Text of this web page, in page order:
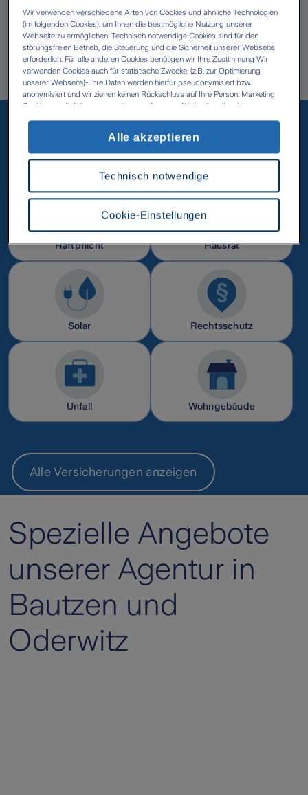
gehören, die nicht nur glauben und hoffen, sondern
wissen, gut versichert zu sein.
Herzlichst Ihr Zurich Team Sören Ebert &
Mitarbeiter/innen.
Versicherungen
Haftpflicht Hausrat
Solar Rechtsschutz
Unfall Wohngebäude
Alle Versicherungen anzeigen
Spezielle Angebote
unserer Agentur in
Bautzen und
Oderwitz
Wir verwenden verschiedene Arten von Cookies und ähnliche Technologien
(im folgenden Cookies), um Ihnen die bestmögliche Nutzung unserer
Webseite zu ermöglichen. Technisch notwendige Cookies sind für den
störungsfreien Betrieb, die Steuerung und die Sicherheit unserer Webseite
erforderlich. Für alle anderen Cookies benötigen wir Ihre Zustimmung Wir
verwenden Cookies auch für statistische Zwecke, (z.B. zur Optimierung
unserer Webseite)- Ihre Daten werden hierfür pseudonymisiert bzw.
anonymisiert und wir ziehen keinen Rückschluss auf Ihre Person. Marketing
Cookies ermöglichen es uns, Ihnen auf unserer Webseite oder den
akzeptieren' erlauben Sie uns die Datenverarbeitung durch sämtliche dieser
Cookies durch uns oder unsere technologischen Partner, ggf. auch zu eigenen
Google Analytics) kann es zu einer Datenübermittlung in Länder kommen, die
kein mit der EU vergleichbares Datenschutzniveau aufweisen (z.B. USA). Es
besteht dort das Risiko, dass Behörden die Daten nutzen und analysieren
sowie Ihre Betroffenenrechte nicht durchgesetzt werden können- Ihre
Einwilligung können Sie jederzeit über die Cookie Einstellungen mit Wirkung
für die Zukunft widerrufen. Weitere Informationen zu Cookies und der
Widerrufsmöglichkeit finden Sie unter den folgenden Links Datenschutz
Cookie-Einstellungen
Technisch notwendige
Alle akzeptieren